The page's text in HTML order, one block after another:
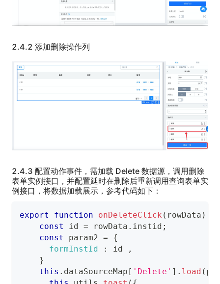
2.4.2 添加删除操作列
2.4.3 配置动作事件，需加载 Delete 数据源，调用删除
表单实例接口，并配置延时在删除后重新调用查询表单实
例接口，将数据加载展示，参考代码如下：
export function onDeleteClick ( rowData )
const
id = rowData . instid ;
const
param2 =
{
formInstId
: id
,
}
this . dataSourceMap [ 'Delete' ] . load (